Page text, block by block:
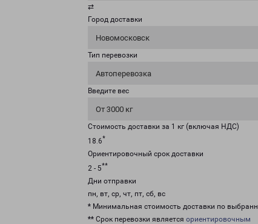
⇄
Город доставки
Новомосковск
Тип перевозки
Автоперевозка
Введите вес
От 3000 кг
Стоимость доставки за 1 кг (включая НДС)
18.6*
Ориентировочный срок доставки
2 - 5**
Дни отправки
пн, вт, ср, чт, пт, сб, вс
* Минимальная стоимость доставки по
** Срок перевозки является ориентировочным